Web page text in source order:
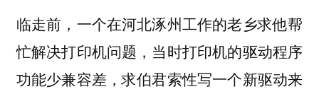
临走前，一个在河北涿州工作的老乡求他帮
忙解决打印机问题，当时打印机的驱动程序
功能少兼容差，求伯君索性写一个新驱动来